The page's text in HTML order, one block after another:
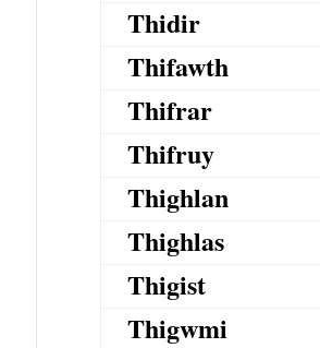
Thidir
Thifawth
Thifrar
Thifruy
Thighlan
Thighlas
Thigist
Thigwmi